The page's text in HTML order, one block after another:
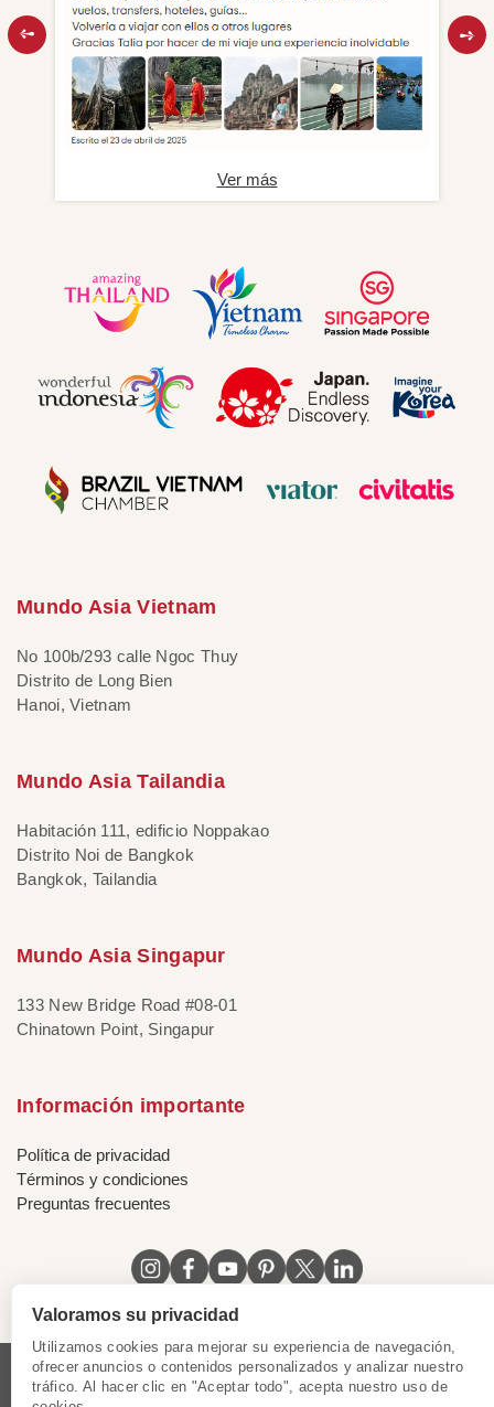
Ver más
Mundo Asia Vietnam
No 100b/293 calle Ngoc Thuy
Distrito de Long Bien
Hanoi, Vietnam
Mundo Asia Tailandia
Habitación 111, edificio Noppakao
Distrito Noi de Bangkok
Bangkok, Tailandia
Mundo Asia Singapur
133 New Bridge Road #08-01
Chinatown Point, Singapur
Información importante
Política de privacidad
Términos y condiciones
Preguntas frecuentes
Licencia de Vietnam | Certificado de Singapur
|
Valoramos su privacidad
Utilizamos cookies para mejorar su experiencia de navegación,
ofrecer anuncios o contenidos personalizados y analizar nuestro
tráfico. Al hacer clic en "Aceptar todo", acepta nuestro uso de